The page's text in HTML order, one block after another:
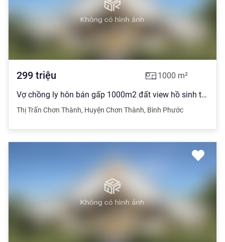
299 triệu 1000 m²
Vợ chồng ly hôn bán gấp 1000m2 đất view hồ sinh thái nghỉ dưỡng giá cực rẻ
Thị Trấn Chơn Thành, Huyện Chơn Thành, Bình Phước